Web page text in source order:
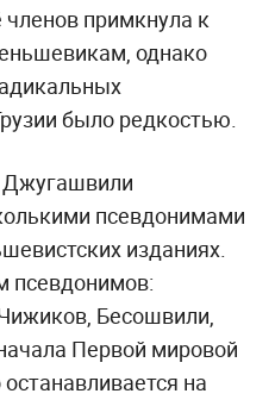
примкнула к
однако
было редкостью.
псевдонимами
изданиях.
псевдонимов:
Бесошвили,
Первой мировой
на